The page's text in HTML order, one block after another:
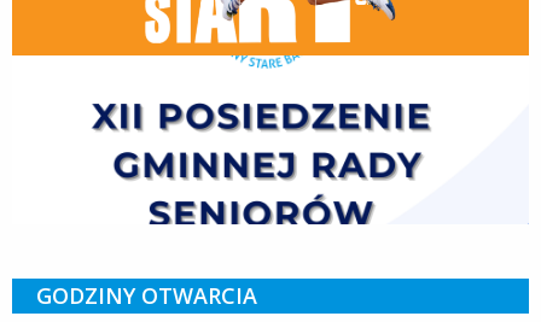
GODZINY OTWARCIA